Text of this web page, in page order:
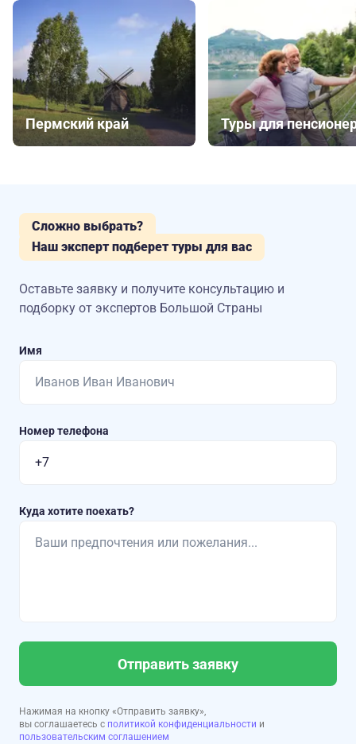
Пермский край Туры для
Сложно выбрать?
Наш эксперт подберет туры для вас
Оставьте заявку и получите консультацию и
подборку от экспертов Большой Страны
Имя
Номер телефона
Куда хотите поехать?
Отправить заявку
Нажимая на кнопку «Отправить заявку»,
вы соглашаетесь с политикой конфиденциальности и
пользовательским соглашением